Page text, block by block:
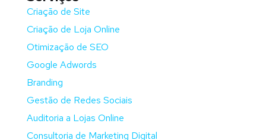
Criação de Site
Criação de Loja Online
Otimização de SEO
Google Adwords
Branding
Gestão de Redes Sociais
Auditoria a Lojas Online
Consultoria de Marketing Digital